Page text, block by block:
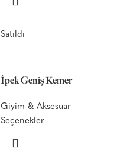
Satıldı
İpek Geniş Kemer
Giyim & Aksesuar
Seçenekler